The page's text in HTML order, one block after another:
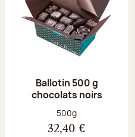
Ballotin 500 g
chocolats noirs
Poids net :
500g
32,40 €